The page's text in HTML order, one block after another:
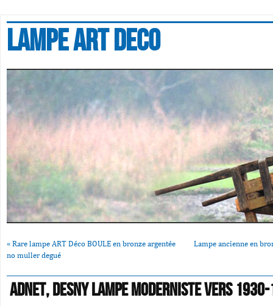
Lampe art deco
« Rare lampe ART Déco BOULE en bronze argentée
no muller degué
Lampe ancienne en
ADNET, DESNY Lampe moderniste vers